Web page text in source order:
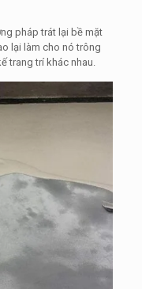
pháp trát lại bề mặt
lại làm cho nó trông
trang trí khác nhau.